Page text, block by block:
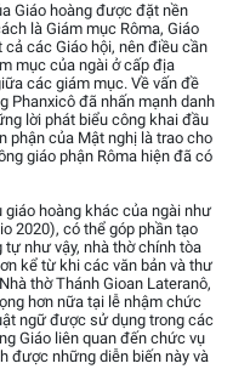
Giáo hoàng được đặt nền
là Giám mục Rôma, Giáo
các Giáo hội, nên điều cần
mục của ngài ở cấp địa
các giám mục. Về vấn đề
Phanxicô đã nhấn mạnh danh
lời phát biểu công khai đầu
phận của Mật nghị là trao cho
giáo phận Rôma hiện đã có
hoàng khác của ngài như
2020), có thể góp phần tạo
tự như vậy, nhà thờ chính tòa
kể từ khi các văn bản và thư
thờ Thánh Gioan Lateranô,
hơn nữa tại lễ nhậm chức
ngữ được sử dụng trong các
Giáo liên quan đến chức vụ
được những diễn biến này và